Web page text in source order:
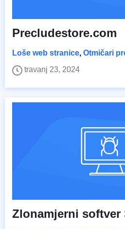
Precludestore.com
Loše web stranice, Otmičari
travanj 23, 2024
Zlonamjerni softver